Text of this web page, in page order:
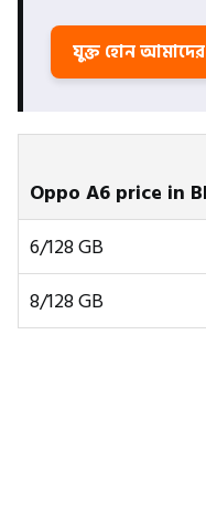
যুক্ত হোন আমাদের
Oppo A6 price in
6/128 GB
8/128 GB